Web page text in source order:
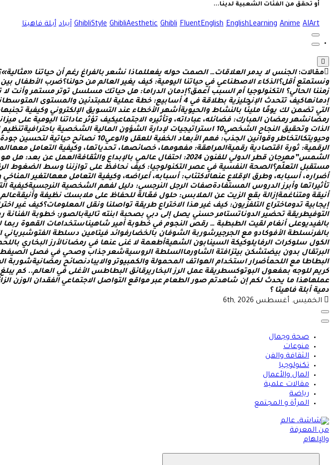
أو تحقق من الفئات الشعبية لدينا...
AIArt
Anime
EnglishLearning
FluentEnglish
Ghibli
GhibliAesthetic
GhibliStyle آيباد أبلة فاهيتا
مقالات: الجنس ل يدمر العلقات… الصمت حوله يفعللماذا نشعر بالفراغ رغم أن حياتنا «مثالية»
ونستمتع أقل؟الذكاء الصطناعي في حياتنا اليومية: كيف يغير العالم من حولنا؟ضرب الطفال بين
زمننا الحالي؟ التكنولوجيا أم السبب أعمق؟إدمان الدراما: هل حياتك مسلسل توتر مستمر وأنت ل
إدمانهاكيف تتحدث النجليزية بطلقة في 4 أسابيع: خطة عملية للمبتدئين والمستوى المتوسطا
التي تضمن لك يوما مليئا بالنشاط والحيويةأشهر الخطاء عند التسويق اللكتروني وكيفية تجنبها
رمضانشهر رمضان المبارك: فضائله، عباداته، وتأثيره الجتماعيكيف تؤثر عاداتنا اليومية على ميزان
الذات وتحقيق النجاح الشخصي 10 استراتيجيات لدارة الشؤون المالية الشخصية باحترافيةتنظيم
وحيويتكالتخاطر وقوانين الجذب: فهم البعاد الخفية للعقل والوعي 10 نصائح حياتية لتحسين جودة
الرقمية: ثورة اقتصادية رقميةالمراهقة: مفهومها، خصائصها، تحدياتها، وكيفية التعامل معهاال
الشمس”مهرجان قطر الدولي للفنون 2024
: احتفال عالمي بالبداع والثقافةالعمل عن بعد: هل هو
مستقبل التعلم؟الصحة النفسية في عصر التكنولوجيا: كيف نحافظ على توازننا وسط الضغوط الر
أضراره، أسبابه، وطرق القلع عنهالكتئاب: أسبابه، أعراضه، وكيفية التعامل معهالتغير المناخي
تأثيراتها وأبرز الدروس المستفادةصفات الرجل النرجسي: دليل لفهم الشخصية النرجسيةكيفية ال
أنيقة ومتناغمةإزالة بقع الزيت عن الملبس: حلول فعالة للحفاظ على ملبسك نظيفة وأنيقةعالم
إيجابية تدوماختراع التلفزيون: كيف غير هذا الختراع طريقة تواصلنا ونقل المعلومات؟كيف غير اختر
التوفيطريقة تحضير الدوناتستامر حسني يصل إلى دبي بصحبة ابنته تاليةبالصور: خطوبة الفنانة ر
بالفيديوعلى أنغام لقيت الطبطبة … رقص النجوم في خطوبة أمير شاهيناستخدامات القهوة ربما
بالفرنسلطة الفوكادو مع الجرجيرشوربة الشوفان بالخضارفوائد فيتامين دسلطة الفتوشبرياني ا
الكول سلوكرات الرفايلوكيكة السينابون الشهيةأطعمة ل غنى عنها في رمضانالرز البخاري باللح
البرتقال بدون بيضتشكن بيتزافتة الشاورماالسلطة الروسيةشعر جذاب وصحي في فصل الصيفط
البطاطا مع اللحمأضرار استخدام الهواتف المحمولة والكمبيوتر واليبادنصائح رمضانيةشوربة ال
كريم للوجه بمفعول البوتوكسطريقة عمل الرز البخاريرقائق البطاطس الغلى في العالم.
. كم يبلغ
عملهاهذا ما يحدث لكم إن شاهدتم صور الطعام عبر مواقع التواصل الجتماعي !لفقدان الوزن الزا
دمية أبلة فاهيتا ؟
الخميس. أغسطس 6th, 2026
صحة وجمال
منوعات
الثقافة والفن
تكنولوجيا
المال والأعمال
مقالات علمية
رياضة
المرأة و المجتمع